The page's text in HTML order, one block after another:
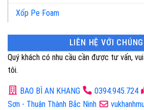
Xốp Pe Foam
LIÊN HỆ VỚI
Quý khách có nhu cầu cần được tư vấn,
tôi.
BAO BÌ AN KHANG 0394.945.724
Sơn - Thuận Thành Bắc Ninh